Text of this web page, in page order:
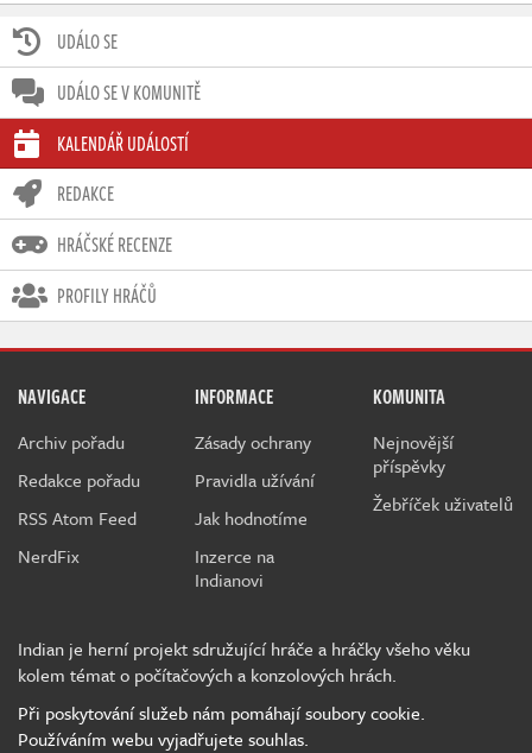
UDÁLO SE
UDÁLO SE V KOMUNITĚ
KALENDÁŘ UDÁLOSTÍ
REDAKCE
HRÁČSKÉ RECENZE
PROFILY HRÁČŮ
NAVIGACE
Archiv pořadu
Redakce pořadu
RSS Atom Feed
NerdFix
INFORMACE
Zásady ochrany
Pravidla užívání
Jak hodnotíme
Inzerce na
Indianovi
KOMUNITA
Nejnovější
příspěvky
Žebříček uživatelů
Indian je herní projekt sdružující hráče a hráčky všeho věku
kolem témat o počítačových a konzolových hrách.
Při poskytování služeb nám pomáhají soubory cookie.
Používáním webu vyjadřujete souhlas.